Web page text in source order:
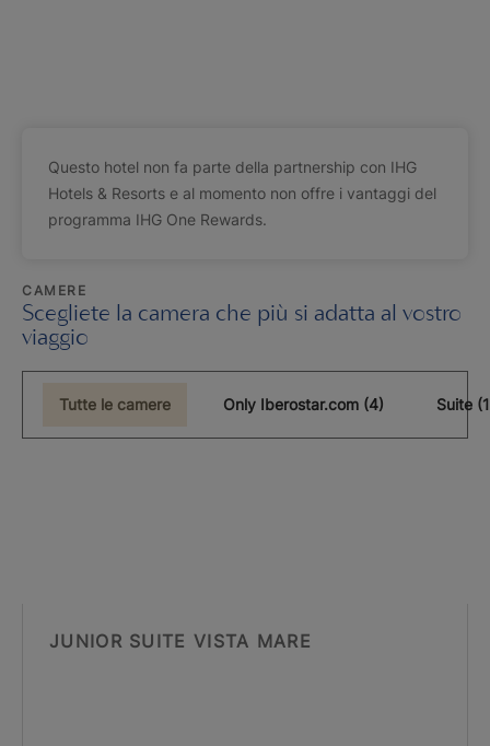
Questo hotel non fa parte della partnership con IHG
Hotels & Resorts e al momento non offre i vantaggi del
programma IHG One Rewards.
CAMERE
Scegliete la camera che più si adatta al vostro
viaggio
Tutte le camere Only Iberostar.com (4)
JUNIOR SUITE VISTA MARE